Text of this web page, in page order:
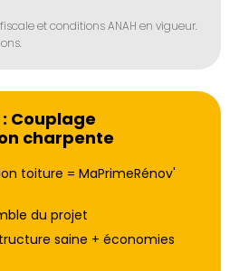
et conditions ANAH en vigueur.
: Couplage
charpente
toiture = MaPrimeRénov'
du projet
saine + économies